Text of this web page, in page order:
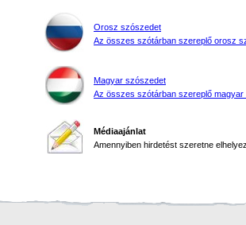
Orosz szószedet
Az összes szótárban szereplő orosz
Magyar szószedet
Az összes szótárban szereplő magyar
Médiaajánlat
Amennyiben hirdetést szeretne